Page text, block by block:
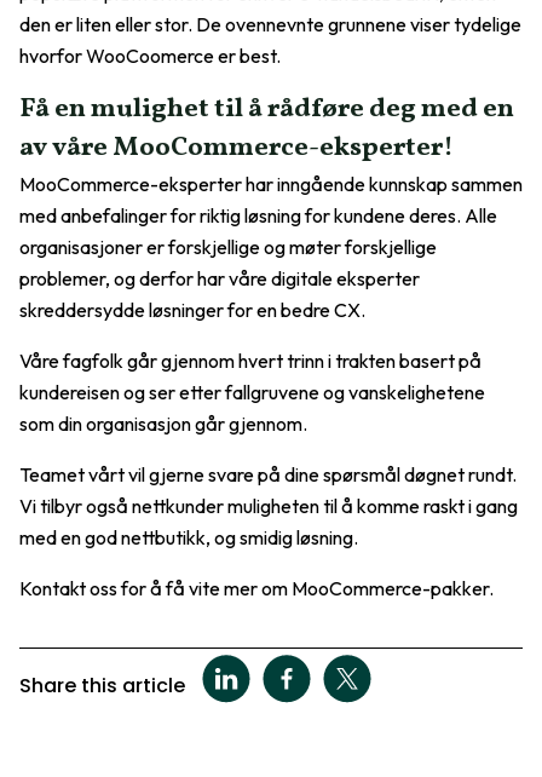
den er liten eller stor. De ovennevnte grunnene viser tydelige
hvorfor WooCoomerce er best.
Få en mulighet til å rådføre deg med en
av våre MooCommerce-eksperter!
MooCommerce-eksperter har inngående kunnskap sammen
med anbefalinger for riktig løsning for kundene deres. Alle
organisasjoner er forskjellige og møter forskjellige
problemer, og derfor har våre digitale eksperter
skreddersydde løsninger for en bedre CX.
Våre fagfolk går gjennom hvert trinn i trakten basert på
kundereisen og ser etter fallgruvene og vanskelighetene
som din organisasjon går gjennom.
Teamet vårt vil gjerne svare på dine spørsmål døgnet rundt.
Vi tilbyr også nettkunder muligheten til å komme raskt i gang
med en god nettbutikk, og smidig løsning.
Kontakt oss for å få vite mer om MooCommerce-pakker.
Share this article